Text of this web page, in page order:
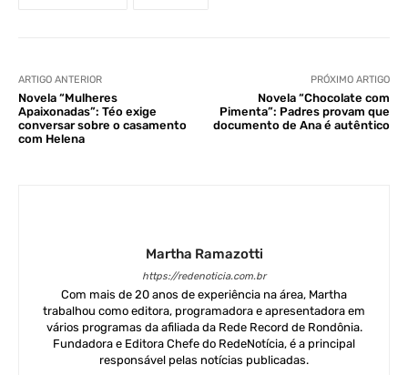
ARTIGO ANTERIOR
Novela “Mulheres
Apaixonadas”: Téo exige
conversar sobre o casamento
com Helena
PRÓXIMO ARTIGO
Novela “Chocolate com
Pimenta”: Padres provam que
documento de Ana é autêntico
Martha Ramazotti
https://redenoticia.com.br
Com mais de 20 anos de experiência na área, Martha
trabalhou como editora, programadora e apresentadora em
vários programas da afiliada da Rede Record de Rondônia.
Fundadora e Editora Chefe do RedeNotícia, é a principal
responsável pelas notícias publicadas.